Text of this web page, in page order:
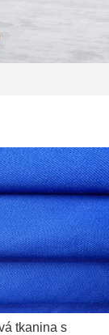
tkanina s